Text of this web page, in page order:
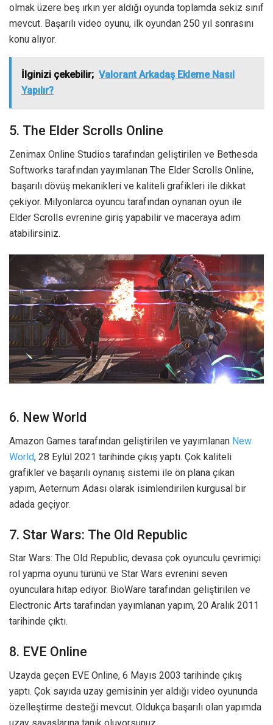
olmak üzere beş ırkın yer aldığı oyunda toplamda sekiz sınıf
mevcut. Başarılı video oyunu, ilk oyundan 250 yıl sonrasını
konu alıyor.
İlginizi çekebilir; Valorant Arkadaş Ekleme Nasıl
Yapılır?
5. The Elder Scrolls Online
Zenimax Online Studios tarafından geliştirilen ve Bethesda
Softworks tarafından yayımlanan The Elder Scrolls Online,
başarılı dövüş mekanikleri ve kaliteli grafikleri ile dikkat
çekiyor. Milyonlarca oyuncu tarafından oynanan oyun ile
Elder Scrolls evrenine giriş yapabilir ve maceraya adım
atabilirsiniz.
6. New World
Amazon Games tarafından geliştirilen ve yayımlanan New
World, 28 Eylül 2021 tarihinde çıkış yaptı. Çok kaliteli
grafikler ve başarılı oynanış sistemi ile ön plana çıkan
yapım, Aeternum Adası olarak isimlendirilen kurgusal bir
adada geçiyor.
7. Star Wars: The Old Republic
Star Wars: The Old Republic, devasa çok oyunculu çevrimiçi
rol yapma oyunu türünü ve Star Wars evrenini seven
oyunculara hitap ediyor. BioWare tarafından geliştirilen ve
Electronic Arts tarafından yayımlanan yapım, 20 Aralık 2011
tarihinde çıktı.
8. EVE Online
Uzayda geçen EVE Online, 6 Mayıs 2003 tarihinde çıkış
yaptı. Çok sayıda uzay gemisinin yer aldığı video oyununda
özelleştirme desteği mevcut. Oldukça başarılı olan yapımda